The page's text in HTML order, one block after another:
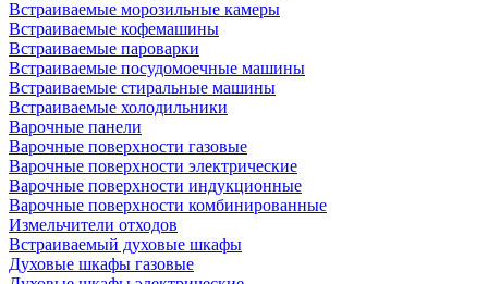
Встраиваемые морозильные камеры
Встраиваемые кофемашины
Встраиваемые пароварки
Встраиваемые посудомоечные машины
Встраиваемые стиральные машины
Встраиваемые холодильники
Варочные панели
Варочные поверхности газовые
Варочные поверхности электрические
Варочные поверхности индукционные
Варочные поверхности комбинированные
Измельчители отходов
Встраиваемый духовые шкафы
Духовые шкафы газовые